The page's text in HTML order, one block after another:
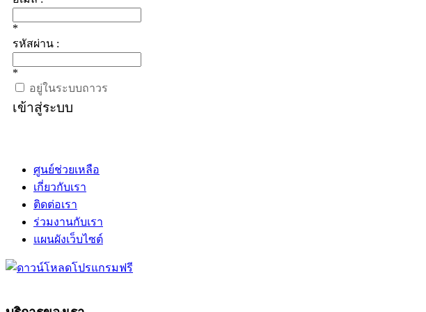
*
รหัสผ่าน :
*
อยู่ในระบบถาวร
เข้าสู่ระบบ
ศูนย์ช่วยเหลือ
เกี่ยวกับเรา
ติดต่อเรา
ร่วมงานกับเรา
แผนผังเว็บไซต์